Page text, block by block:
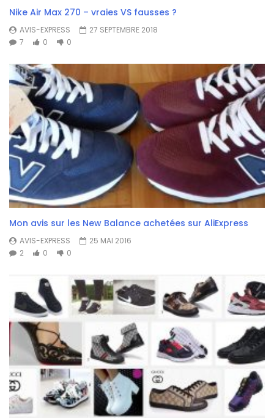
Nike Air Max 270 – vraies VS fausses ?
AVIS-EXPRESS
27 SEPTEMBRE 2018
7
0 0
Mon avis sur les New Balance achetées sur AliExpress
AVIS-EXPRESS
25 MAI 2016
2
0 0